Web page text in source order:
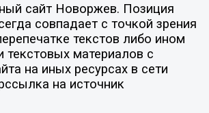
сайт Новоржев. Позиция
совпадает с точкой зрения
текстов либо ином
текстовых материалов с
на иных ресурсах в сети
на источник